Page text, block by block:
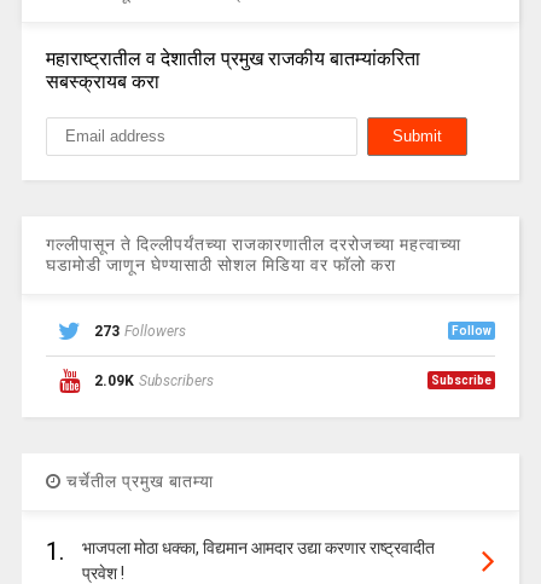
महाराष्ट्रातील व देशातील प्रमुख राजकीय बातम्यांकरिता
सबस्क्रायब करा
गल्लीपासून ते दिल्लीपर्यंतच्या राजकारणातील दररोजच्या महत्वाच्या
घडामोडी जाणून घेण्यासाठी सोशल मिडिया वर फॉलो करा
273 Followers Follow
2.09K Subscribers Subscribe
चर्चेतील प्रमुख बातम्या
1.
भाजपला मोठा धक्का, विद्यमान आमदार उद्या करणार राष्ट्रवादीत
प्रवेश !